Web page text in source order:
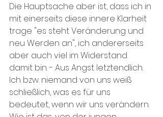
Die Hauptsache aber ist, dass ich in
mit einerseits diese innere Klarheit
trage "es steht Veränderung und
neu Werden an", ich andererseits
aber auch viel im Widerstand
damit bin. - Aus Angst letztendlich.
Ich bzw. niemand von uns weiß
schließlich, was es für uns
bedeutet, wenn wir uns verändern.